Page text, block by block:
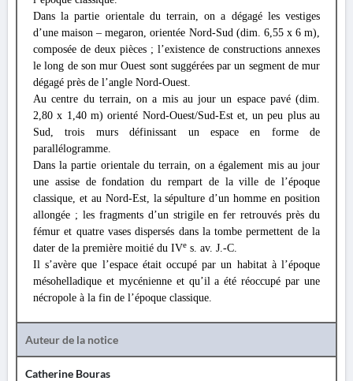
Dans la partie orientale du terrain, on a dégagé les vestiges
d’une maison – megaron, orientée Nord-Sud (dim. 6,55 x 6 m),
composée de deux pièces ; l’existence de constructions annexes
le long de son mur Ouest sont suggérées par un segment de mur
dégagé près de l’angle Nord-Ouest.
Au centre du terrain, on a mis au jour un espace pavé (dim.
2,80 x 1,40 m) orienté Nord-Ouest/Sud-Est et, un peu plus au
Sud, trois murs définissant un espace en forme de
parallélogramme.
Dans la partie orientale du terrain, on a également mis au jour
une assise de fondation du rempart de la ville de l’époque
classique, et au Nord-Est, la sépulture d’un homme en position
allongée ; les fragments d’un strigile en fer retrouvés près du
fémur et quatre vases dispersés dans la tombe permettent de la
dater de la première moitié du IVe s. av. J.-C.
Il s’avère que l’espace était occupé par un habitat à l’époque
mésohelladique et mycénienne et qu’il a été réoccupé par une
nécropole à la fin de l’époque classique.
Auteur de la notice
Catherine Bouras